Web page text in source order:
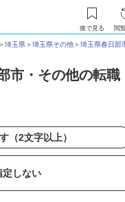
後で見る 閲
＞埼玉県＞埼玉県その他＞埼玉県春日部
市・その他の転職
定しない